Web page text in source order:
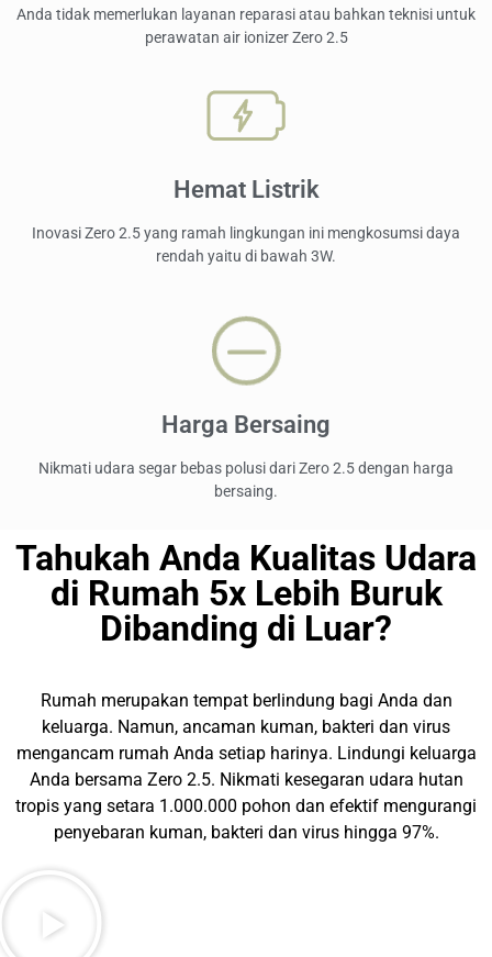
Anda tidak memerlukan layanan reparasi atau bahkan teknisi untuk
perawatan air ionizer Zero 2.5
Hemat Listrik
Inovasi Zero 2.5 yang ramah lingkungan ini mengkosumsi daya
rendah yaitu di bawah 3W.
Harga Bersaing
Nikmati udara segar bebas polusi dari Zero 2.5 dengan harga
bersaing.
Tahukah Anda Kualitas Udara
di Rumah 5x Lebih Buruk
Dibanding di Luar?
Rumah merupakan tempat berlindung bagi Anda dan
keluarga. Namun, ancaman kuman, bakteri dan virus
mengancam rumah Anda setiap harinya. Lindungi keluarga
Anda bersama Zero 2.5. Nikmati kesegaran udara hutan
tropis yang setara 1.000.000 pohon dan efektif mengurangi
penyebaran kuman, bakteri dan virus hingga 97%.